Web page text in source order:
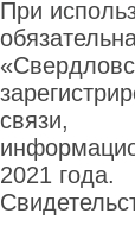
При
связи,
2021 года.